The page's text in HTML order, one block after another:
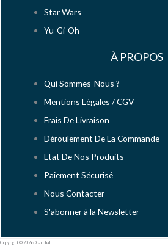
Star Wars
Yu-Gi-Oh
À PROPOS
Qui Sommes-Nous ?
Mentions Légales / CGV
Frais De Livraison
Déroulement De La Commande
Etat De Nos Produits
Paiement Sécurisé
Nous Contacter
S'abonner à la Newsletter
Copyright © 2026 Dracobalt